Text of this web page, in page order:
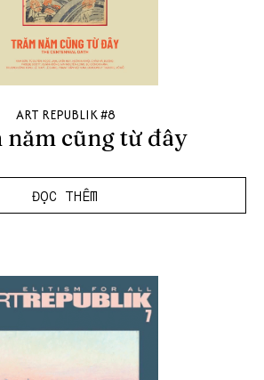
ART REPUBLIK #8
năm cũng từ đây
ĐỌC THÊM